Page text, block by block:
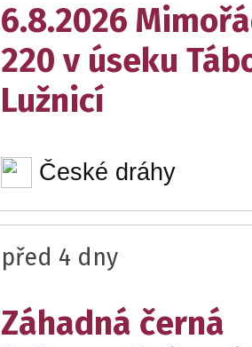
6.8.2026
220 v úseku
Lužnicí
České dráhy
před 4 dny
Záhadná černá